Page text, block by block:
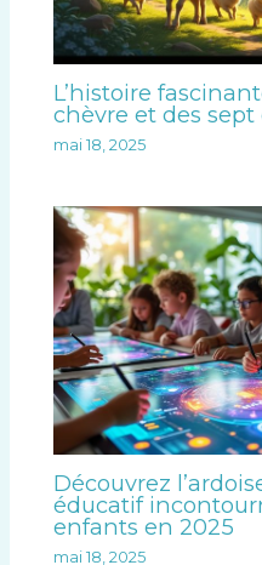
L’histoire
chèvre et des sept
mai 18, 2025
Découvrez
éducatif
enfants en 2025
mai 18, 2025